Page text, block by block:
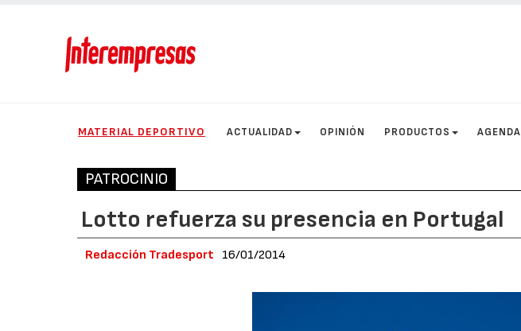
MATERIAL DEPORTIVO ACTUALIDAD OPINIÓN PRODUCTOS AGENDA
PATROCINIO
Lotto refuerza su presencia en Portugal
Redacción Tradesport 16/01/2014